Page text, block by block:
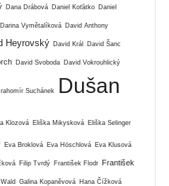
Dana Drábová Daniel Koťátko Daniel
Darina Vymětalíková David Anthony
Heyrovský David Král David Šanc
David Svoboda David Vokrouhlický
Suchánek
Dušan
Klozová Eliška Mikysková Eliška Selinger
Eva Broklová Eva Höschlová Eva Klusová
Filip Tvrdý František Flodr František
Galina Kopaněvová Hana Čížková